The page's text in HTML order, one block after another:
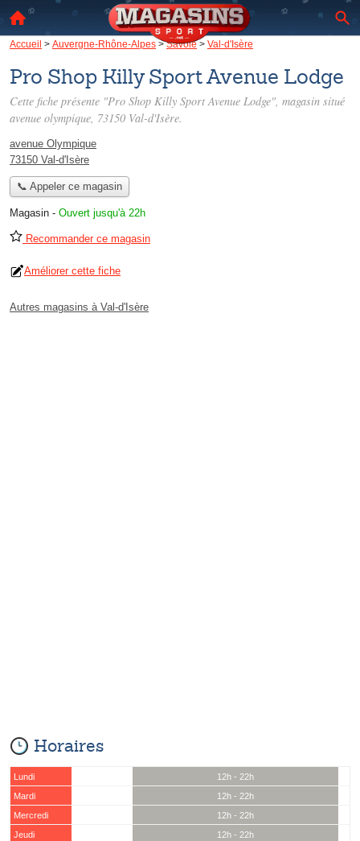
Accueil > Auvergne-Rhône-Alpes >Savoie> Val-d'Isère
Pro Shop Killy Sport Avenue Lodge
Cette fiche présente "Pro Shop Killy Sport Avenue Lodge", magasin situé
avenue olympique, 73150 Val-d'Isère.
avenue Olympique
73150 Val-d'Isère
📞 Appeler ce magasin
Magasin - Ouvert jusqu'à 22h
Recommander ce magasin
Améliorer cette fiche
Autres magasins à Val-d'Isère
Horaires
Lundi
12h - 22h
Mardi
12h - 22h
Mercredi
12h - 22h
Jeudi
12h - 22h